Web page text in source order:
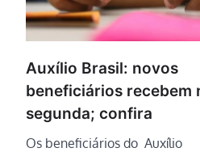
Auxílio Brasil: novos
beneficiários recebem
segunda; confira
Os beneficiários do Auxílio